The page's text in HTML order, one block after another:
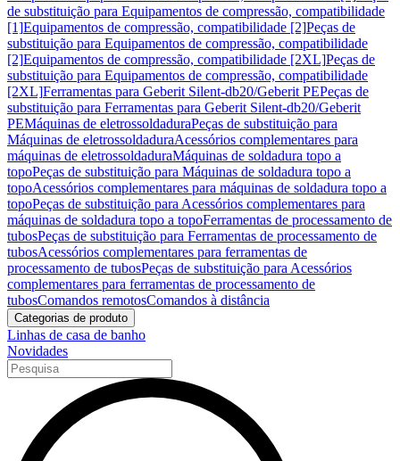
de substituição para Equipamentos de compressão, compatibilidade
[1]Equipamentos de compressão, compatibilidade [2]Peças de
substituição para Equipamentos de compressão, compatibilidade
[2]Equipamentos de compressão, compatibilidade [2XL]Peças de
substituição para Equipamentos de compressão, compatibilidade
[2XL]Ferramentas para Geberit Silent-db20/Geberit PEPeças de
substituição para Ferramentas para Geberit Silent-db20/Geberit
PEMáquinas de eletrossoldaduraPeças de substituição para
Máquinas de eletrossoldaduraAcessórios complementares para
máquinas de eletrossoldaduraMáquinas de soldadura topo a
topoPeças de substituição para Máquinas de soldadura topo a
topoAcessórios complementares para máquinas de soldadura topo a
topoPeças de substituição para Acessórios complementares para
máquinas de soldadura topo a topoFerramentas de processamento de
tubosPeças de substituição para Ferramentas de processamento de
tubosAcessórios complementares para ferramentas de
processamento de tubosPeças de substituição para Acessórios
complementares para ferramentas de processamento de
tubosComandos remotosComandos à distância
Categorias de produto
Linhas de casa de banho
Novidades